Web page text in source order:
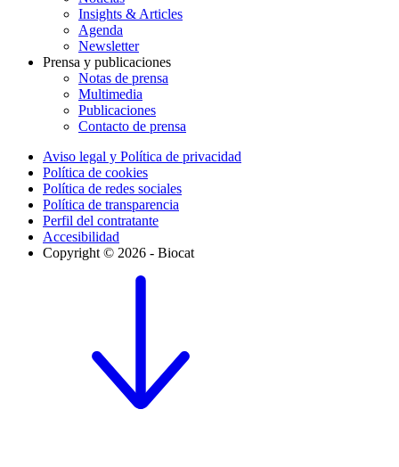
Insights & Articles
Agenda
Newsletter
Prensa y publicaciones
Notas de prensa
Multimedia
Publicaciones
Contacto de prensa
Aviso legal y Política de privacidad
Política de cookies
Política de redes sociales
Política de transparencia
Perfil del contratante
Accesibilidad
Copyright © 2026 - Biocat